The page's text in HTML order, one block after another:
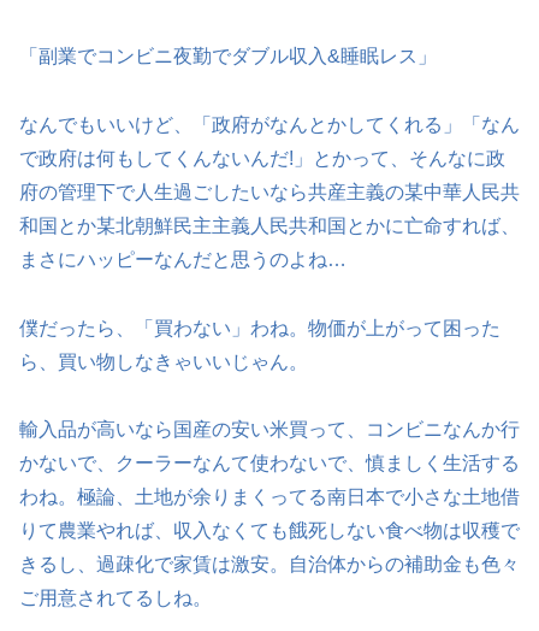
「副業でコンビニ夜勤でダブル収入&睡眠レス」
なんでもいいけど、「政府がなんとかしてくれる」「なん
で政府は何もしてくんないんだ!」とかって、そんなに政
府の管理下で人生過ごしたいなら共産主義の某中華人民共
和国とか某北朝鮮民主主義人民共和国とかに亡命すれば、
まさにハッピーなんだと思うのよね…
僕だったら、「買わない」わね。物価が上がって困った
ら、買い物しなきゃいいじゃん。
輸入品が高いなら国産の安い米買って、コンビニなんか行
かないで、クーラーなんて使わないで、慎ましく生活する
わね。極論、土地が余りまくってる南日本で小さな土地借
りて農業やれば、収入なくても餓死しない食べ物は収穫で
きるし、過疎化で家賃は激安。自治体からの補助金も色々
ご用意されてるしね。